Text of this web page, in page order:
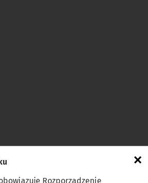
×
Rozporządzenie